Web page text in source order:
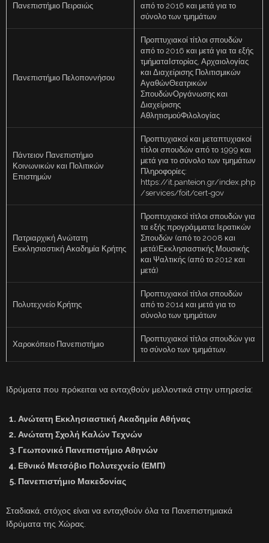
Πανεπιστήμιο Πειραιώς
από το 2016 και μετά για το
σύνολο των τμημάτων
Πανεπιστήμιο Πελοποννήσου
Προπτυχιακοί τίτλοι σπουδών
από το 2016 και μετά για τα εξής
τμήματαΙστορίας, Αρχαιολογίας
και Διαχείρισης Πολιτισμικών
ΑγαθώνΘεατρικών
ΣπουδώνΟργάνωσης και
Διαχείρισης
ΑθλητισμούΦιλολογίας
Πάντειον Πανεπιστήμιο
Κοινωνικών και Πολιτικών
Επιστημών
Προπτυχιακοί και μεταπτυχιακοί
τίτλοι σπουδών από το 1999 και
μετά για το σύνολο των τμημάτων
Πληροφορίες:
https://it.panteion.gr/index.php
/services/foit/cert-gov
Πατριαρχική Ανώτατη
Εκκλησιαστική Ακαδημία Κρήτης
Προπτυχιακοί τίτλοι σπουδών για
τα εξής προγράμματα:Ιερατικών
Σπουδών (από το 2008 και
μετά)Εκκλησιαστικής Μουσικής
και Ψαλτικής (από το 2012 και
μετά)
Πολυτεχνείο Κρήτης
Προπτυχιακοί τίτλοι σπουδών
από το 2014 και μετά για το
σύνολο των τμημάτων
Χαροκόπειο Πανεπιστήμιο
Προπτυχιακοί τίτλοι σπουδών για
το σύνολο των τμημάτων.
Ιδρύματα που πρόκειται να ενταχθούν μελλοντικά στην υπηρεσία:
Ανώτατη Εκκλησιαστική Ακαδημία Αθήνας
Ανώτατη Σχολή Καλών Τεχνών
Γεωπονικό Πανεπιστήμιο Αθηνών
Εθνικό Μετσόβιο Πολυτεχνείο (ΕΜΠ)
Πανεπιστήμιο Μακεδονίας
Σταδιακά, στόχος είναι να ενταχθούν όλα τα Πανεπιστημιακά
Ιδρύματα της Χώρας.